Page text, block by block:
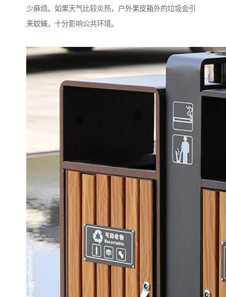
少麻烦。如果天气比较炎热，户外果皮箱外的垃圾会引
来蚊蝇，十分影响公共环境。